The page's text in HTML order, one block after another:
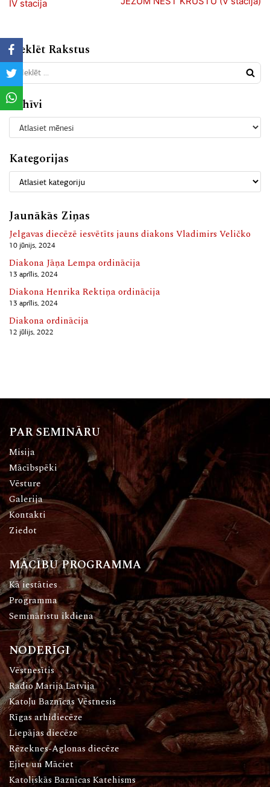
IV stacija
Meklēt Rakstus
Arhīvi
Kategorijas
Jaunākās Ziņas
Jelgavas diecēzē iesvētīts jauns diakons Vladimirs Veličko
10 jūnijs, 2024
Diakona Jāņa Lempa ordinācija
13 aprīlis, 2024
Diakona Henrika Rektiņa ordinācija
13 aprīlis, 2024
Diakona ordinācija
12 jūlijs, 2022
PAR SEMINĀRU
Misija
Mācībspēki
Vēsture
Galerija
Kontakti
Ziedot
MĀCĪBU PROGRAMMA
Kā iestāties
Programma
Semināristu ikdiena
NODERĪGI
Vēstnesītis
Radio Marija Latvija
Katoļu Baznīcas Vēstnesis
Rīgas arhidiecēze
Liepājas diecēze
Rēzeknes-Aglonas diecēze
Ejiet un Māciet
Katoliskās Baznīcas Katehisms